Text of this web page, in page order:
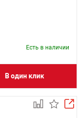
Есть в наличии
В один клик